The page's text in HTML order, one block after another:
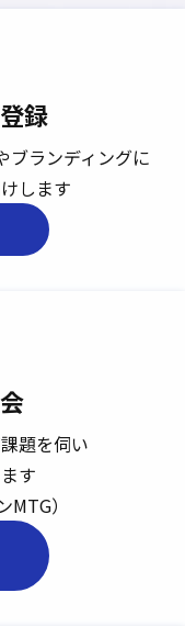
録
ブランディングに
します
題を伺い
す
MTG）